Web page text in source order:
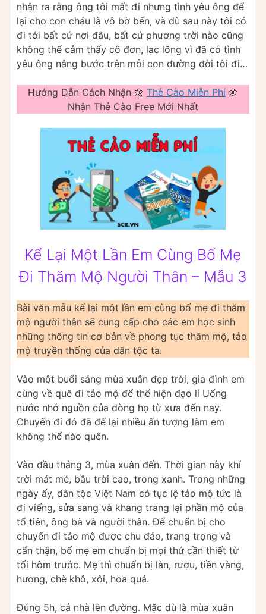
nhận ra rằng ông tôi mất đi nhưng tình yêu ông để
lại cho con cháu là vô bờ bến, và dù sau này tôi có
đi tới bất cứ nơi đâu, bất cứ phương trời nào cũng
không thể cảm thấy cô đơn, lạc lõng vì đã có tình
yêu ông nâng bước trên mỗi con đường đời tôi đi…
Hướng Dẫn Cách Nhận 🌼 Thẻ Cào Miễn Phí 🌼
Nhận Thẻ Cào Free Mới Nhất
Kể Lại Một Lần Em Cùng Bố Mẹ
Đi Thăm Mộ Người Thân – Mẫu 3
Bài văn mẫu kể lại một lần em cùng bố mẹ đi thăm
mộ người thân sẽ cung cấp cho các em học sinh
những thông tin cơ bản về phong tục thăm mộ, tảo
mộ truyền thống của dân tộc ta.
Vào một buổi sáng mùa xuân đẹp trời, gia đình em
cùng về quê đi tảo mộ để thể hiện đạo lí Uống
nước nhớ nguồn của dòng họ từ xưa đến nay.
Chuyến đi đó đã để lại nhiều ấn tượng làm em
không thể nào quên.
Vào đầu tháng 3, mùa xuân đến. Thời gian này khí
trời mát mẻ, bầu trời cao, trong xanh. Trong những
ngày ấy, dân tộc Việt Nam có tục lệ tảo mộ tức là
đi viếng, sửa sang và khang trang lại phần mộ của
tổ tiên, ông bà và người thân. Để chuẩn bị cho
chuyến đi tảo mộ được chu đáo, trang trọng và
cẩn thận, bố mẹ em chuẩn bị mọi thứ cần thiết từ
tối hôm trước. Mẹ thì chuẩn bị làn, rượu, tiền vàng,
hương, chè khô, xôi, hoa quả.
Đúng 5h, cả nhà lên đường. Mặc dù là mùa xuân